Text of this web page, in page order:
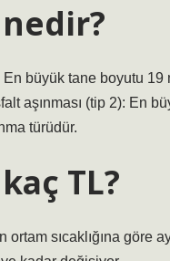
En büyük tane boyutu
aşınması (tip 2): En
türüdür.
TL?
sıcaklığına göre